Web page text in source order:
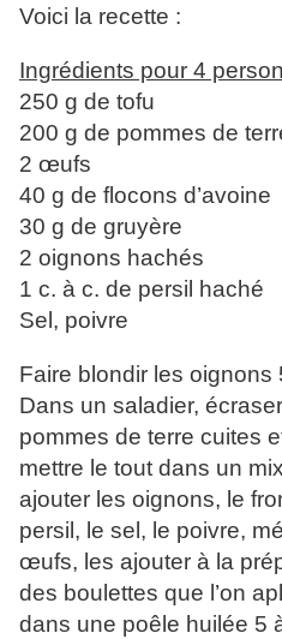
Voici la recette :
Ingrédients pour 4
250 g de tofu
200 g de pommes de
2 œufs
40 g de flocons d’avoine
30 g de gruyère
2 oignons hachés
1 c. à c. de persil haché
Sel, poivre
Faire blondir les oignons
Dans un saladier,
pommes de terre cuites
mettre le tout dans un
ajouter les oignons, le
persil, le sel, le poivre,
œufs, les ajouter à la
des boulettes que l’on
dans une poêle huilée 5